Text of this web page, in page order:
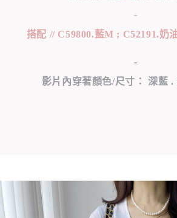
-
搭配 // C59800.藍M ; C52191.奶
-
影片內穿著顏色/尺寸： 深藍 .